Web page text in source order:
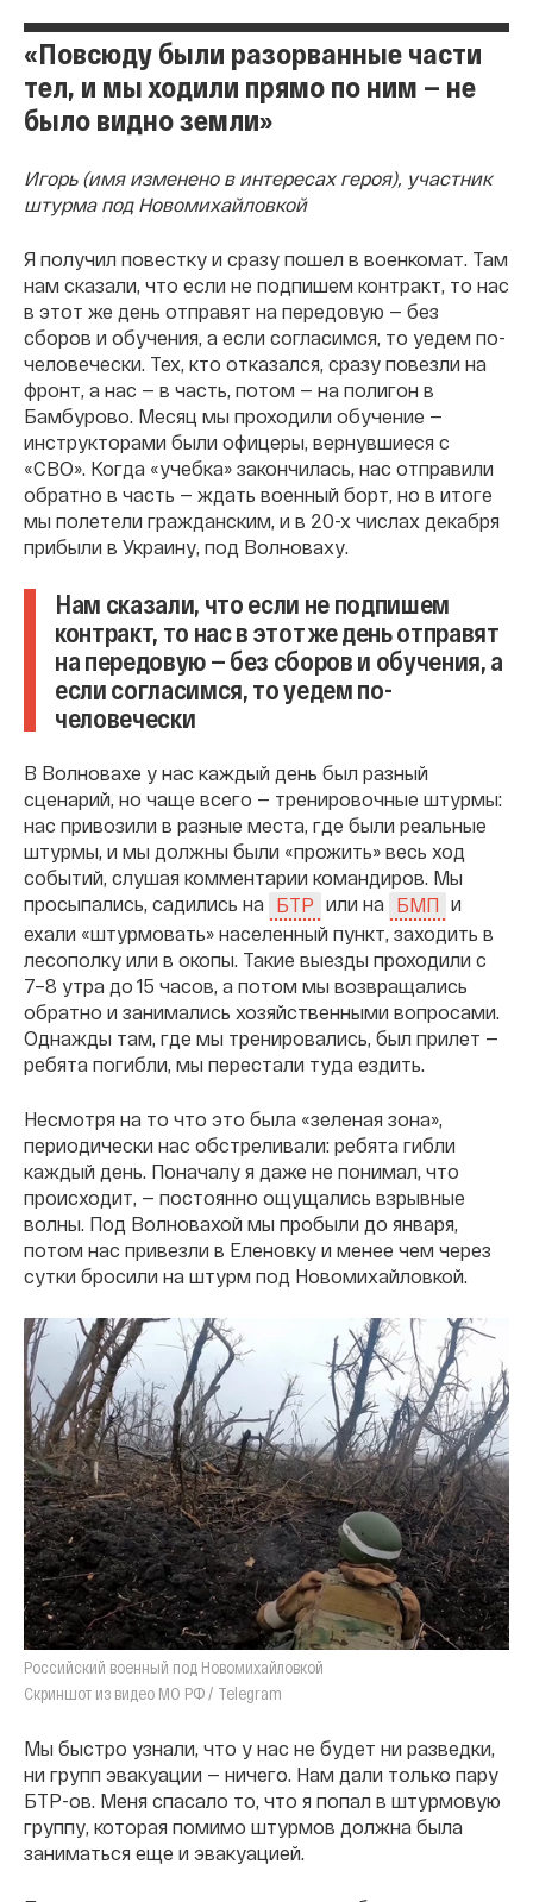
«Повсюду были разорванные части
тел, и мы ходили прямо по ним — не
было видно земли»
Игорь (имя изменено в интересах героя), участник
штурма под Новомихайловкой
Я получил повестку и сразу пошел в военкомат. Там
нам сказали, что если не подпишем контракт, то нас
в этот же день отправят на передовую — без
сборов и обучения, а если согласимся, то уедем по-
человечески. Тех, кто отказался, сразу повезли на
фронт, а нас — в часть, потом — на полигон в
Бамбурово. Месяц мы проходили обучение —
инструкторами были офицеры, вернувшиеся с
«СВО». Когда «учебка» закончилась, нас отправили
обратно в часть — ждать военный борт, но в итоге
мы полетели гражданским, и в 20-х числах декабря
прибыли в Украину, под Волноваху.
Нам сказали, что если не подпишем
контракт, то нас в этот же день отправят
на передовую — без сборов и обучения, а
если согласимся, то уедем по-
человечески
В Волновахе у нас каждый день был разный
сценарий, но чаще всего — тренировочные штурмы:
нас привозили в разные места, где были реальные
штурмы, и мы должны были «прожить» весь ход
событий, слушая комментарии командиров. Мы
просыпались, садились на
БТР или на БМП и
ехали «штурмовать» населенный пункт, заходить в
лесополку или в окопы. Такие выезды проходили с
7–8 утра до 15 часов, а потом мы возвращались
обратно и занимались хозяйственными вопросами.
Однажды там, где мы тренировались, был прилет —
ребята погибли, мы перестали туда ездить.
Несмотря на то что это была «зеленая зона»,
периодически нас обстреливали: ребята гибли
каждый день. Поначалу я даже не понимал, что
происходит, — постоянно ощущались взрывные
волны. Под Волновахой мы пробыли до января,
потом нас привезли в Еленовку и менее чем через
сутки бросили на штурм под Новомихайловкой.
Российский военный под Новомихайловкой
Скриншот из видео МО РФ / Telegram
Мы быстро узнали, что у нас не будет ни разведки,
ни групп эвакуации — ничего. Нам дали только пару
БТР-ов. Меня спасало то, что я попал в штурмовую
группу, которая помимо штурмов должна была
заниматься еще и эвакуацией.